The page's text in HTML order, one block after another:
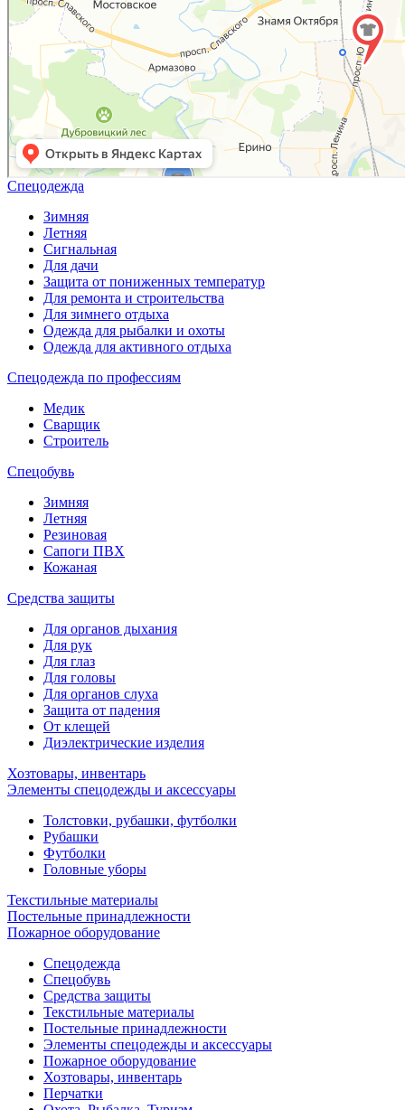
Спецодежда
Зимняя
Летняя
Сигнальная
Для дачи
Защита от пониженных температур
Для ремонта и строительства
Для зимнего отдыха
Одежда для рыбалки и охоты
Одежда для активного отдыха
Спецодежда по профессиям
Медик
Сварщик
Строитель
Спецобувь
Зимняя
Летняя
Резиновая
Сапоги ПВХ
Кожаная
Средства защиты
Для органов дыхания
Для рук
Для глаз
Для головы
Для органов слуха
Защита от падения
От клещей
Диэлектрические изделия
Хозтовары, инвентарь
Элементы спецодежды и аксессуары
Толстовки, рубашки, футболки
Рубашки
Футболки
Головные уборы
Текстильные материалы
Постельные принадлежности
Пожарное оборудование
Спецодежда
Спецобувь
Средства защиты
Текстильные материалы
Постельные принадлежности
Элементы спецодежды и аксессуары
Пожарное оборудование
Хозтовары, инвентарь
Перчатки